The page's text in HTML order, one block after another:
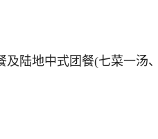
陆地中式团餐(七菜一汤